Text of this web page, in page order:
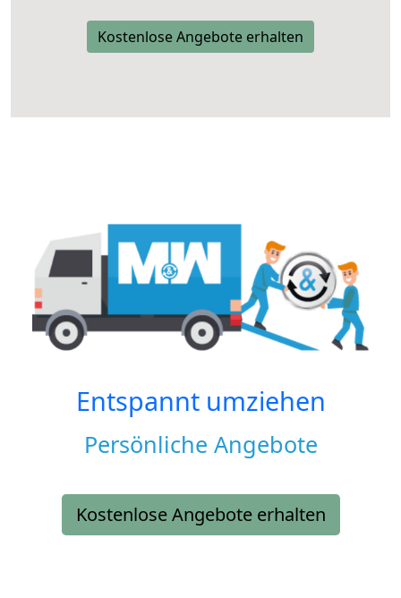
Kostenlose Angebote erhalten
Entspannt umziehen
Persönliche Angebote
Kostenlose Angebote erhalten